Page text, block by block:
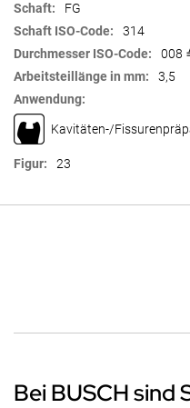
FG
314
008
3,5
Kavitäten-/
23
Bei BUSCH sind